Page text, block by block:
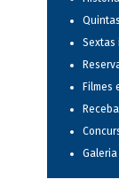
Sextas
Filmes
Galeria